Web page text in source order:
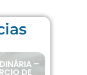
–
DE